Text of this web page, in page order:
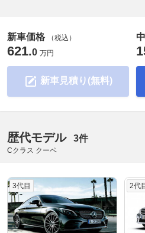
新車価格 （税込）
621.0 万円
新車見積り(無料)
歴代モデル 3件
Cクラス クーペ
3代目 2代